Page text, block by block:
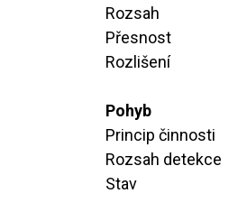
Rozsah ​ ​ ​ ​ ​ ​ ​ ​ ​ ​
Přesnost ​ ​ ​ ​ ​ ​ ​ ​
Rozlišení ​ ​ ​ ​ ​ ​ ​ ​​
Pohyb
Princip činnosti ​ ​
Rozsah detekce ​ ​ ​ ​ ​ ​ ​
Stav ​ ​ ​ ​ ​ ​ ​ ​ ​ ​